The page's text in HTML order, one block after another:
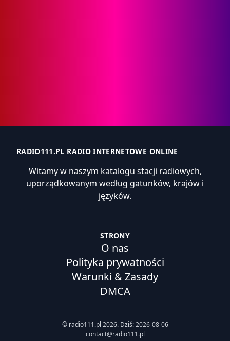
RADIO111.PL RADIO INTERNETOWE ONLINE
Witamy w naszym katalogu stacji radiowych,
uporządkowanym według gatunków, krajów i
języków.
STRONY
O nas
Polityka prywatności
Warunki & Zasady
DMCA
© radio111.pl 2026. Dziś: 2026-08-06
contact@radio111.pl